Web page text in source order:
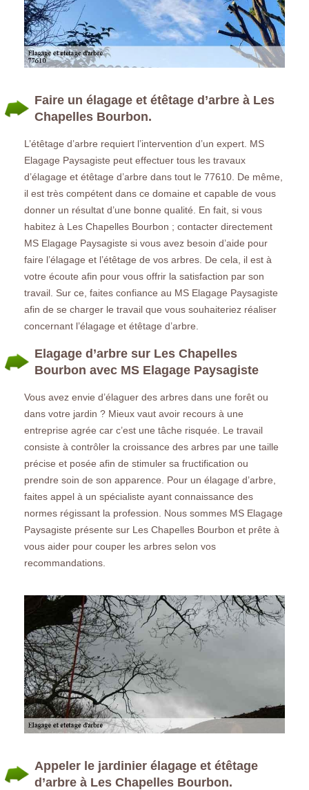
Faire un élagage et étêtage d’arbre à Les
Chapelles Bourbon.
L’étêtage d’arbre requiert l’intervention d’un expert. MS
Elagage Paysagiste peut effectuer tous les travaux
d’élagage et étêtage d’arbre dans tout le 77610. De même,
il est très compétent dans ce domaine et capable de vous
donner un résultat d’une bonne qualité. En fait, si vous
habitez à Les Chapelles Bourbon ; contacter directement
MS Elagage Paysagiste si vous avez besoin d’aide pour
faire l’élagage et l’étêtage de vos arbres. De cela, il est à
votre écoute afin pour vous offrir la satisfaction par son
travail. Sur ce, faites confiance au MS Elagage Paysagiste
afin de se charger le travail que vous souhaiteriez réaliser
concernant l’élagage et étêtage d’arbre.
Elagage d’arbre sur Les Chapelles
Bourbon avec MS Elagage Paysagiste
Vous avez envie d’élaguer des arbres dans une forêt ou
dans votre jardin ? Mieux vaut avoir recours à une
entreprise agrée car c’est une tâche risquée. Le travail
consiste à contrôler la croissance des arbres par une taille
précise et posée afin de stimuler sa fructification ou
prendre soin de son apparence. Pour un élagage d’arbre,
faites appel à un spécialiste ayant connaissance des
normes régissant la profession. Nous sommes MS Elagage
Paysagiste présente sur Les Chapelles Bourbon et prête à
vous aider pour couper les arbres selon vos
recommandations.
Appeler le jardinier élagage et étêtage
d’arbre à Les Chapelles Bourbon.